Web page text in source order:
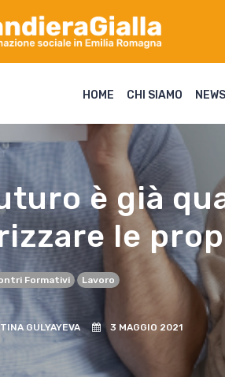
HOME CHI SIAMO NEWS
è già
le
Formativi Lavoro
GULYAYEVA 3 MAGGIO 2021